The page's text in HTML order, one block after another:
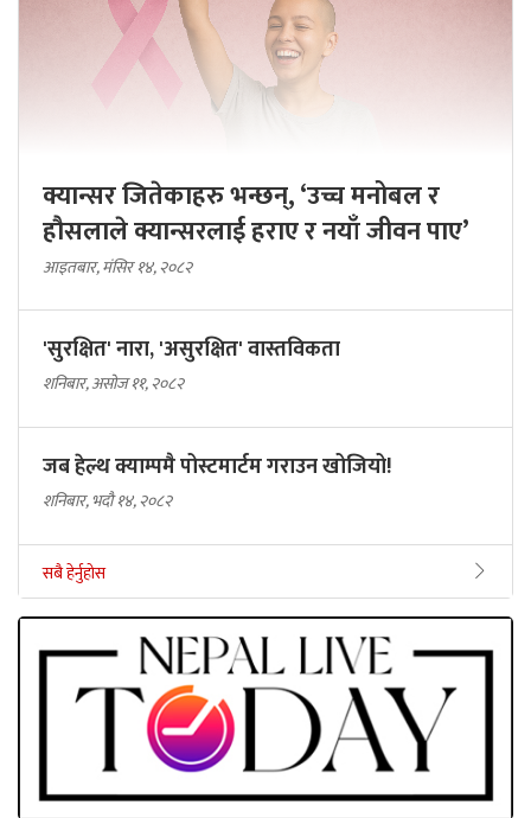
क्यान्सर जितेकाहरु भन्छन्, ‘उच्च मनोबल र
हौसलाले क्यान्सरलाई हराए र नयाँ जीवन पाए’
आइतबार, मंसिर १४, २०८२
'सुरक्षित' नारा, 'असुरक्षित' वास्तविकता
शनिबार, असोज ११, २०८२
जब हेल्थ क्याम्पमै पोस्टमार्टम गराउन खोजियो!
शनिबार, भदौ १४, २०८२
सबै हेर्नुहोस